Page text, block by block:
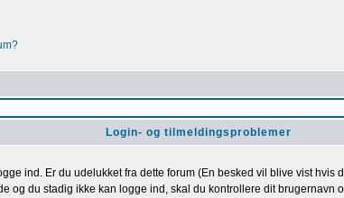
Login- og tilmeldingsproblemer
ind. Er du udelukket fra dette forum (En besked vil blive vist
og du stadig ikke kan logge ind, skal du kontrollere dit